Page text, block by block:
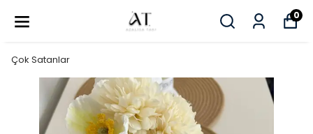
0
Çok Satanlar